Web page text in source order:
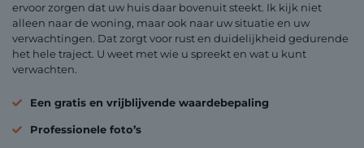
ervoor zorgen dat uw huis daar bovenuit steekt. Ik kijk niet
alleen naar de woning, maar ook naar uw situatie en uw
verwachtingen. Dat zorgt voor rust en duidelijkheid gedurende
het hele traject. U weet met wie u spreekt en wat u kunt
verwachten.
Een gratis en vrijblijvende waardebepaling
Professionele foto’s